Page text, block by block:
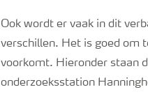
Ook wordt er vaak in dit
verschillen. Het is goed om
voorkomt. Hieronder staan
onderzoeksstation